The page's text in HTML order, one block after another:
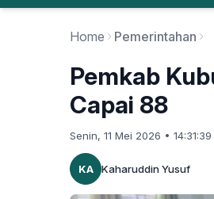
Home Pemerintahan
Pemkab
Capai 88
Senin, 11 Mei 2026 • 14:31:39
KA Kaharuddin Yusuf